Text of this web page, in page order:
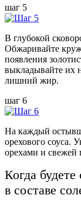
шаг 5
В глубокой
Обжаривайте
появления
выкладывайте их
лишний жир.
шаг 6
На каждый
орехового соуса.
орехами и свежей
Когда
в составе